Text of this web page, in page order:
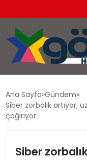
EKONOMI
Ana Sayfa Gündem
Siber zorbalık artıyor,
çağırıyor
Siber